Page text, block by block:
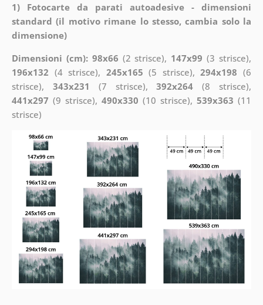
1) Fotocarte da parati autoadesive - dimensioni
standard (il motivo rimane lo stesso, cambia solo la
dimensione)
Dimensioni (cm): 98x66 (2 strisce), 147x99 (3 strisce),
196x132 (4 strisce), 245x165 (5 strisce),294x198 (6
strisce), 343x231 (7 strisce),392x264 (8 strisce),
441x297 (9 strisce), 490x330 (10 strisce),539x363 (11
strisce)